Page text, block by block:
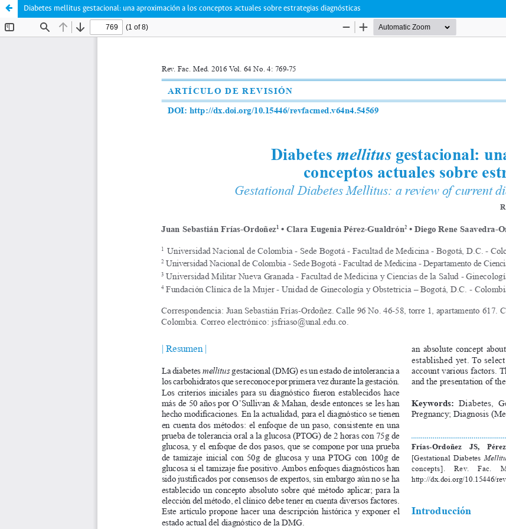
Diabetes mellitus gestacional: una aproximación a los conceptos actuales sobre estrategias diagnósticas